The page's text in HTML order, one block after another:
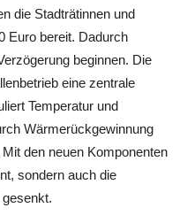
die Stadträtinnen und
Euro bereit. Dadurch
beginnen. Die
eine zentrale
Temperatur und
Wärmerückgewinnung
den neuen Komponenten
sondern auch die